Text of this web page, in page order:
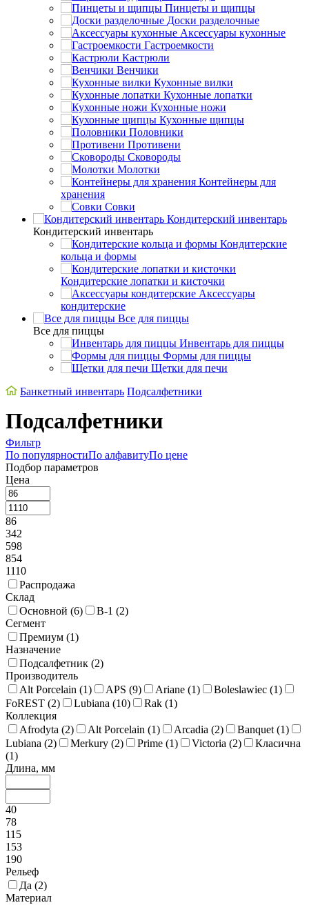
Пинцеты и щипцы
Доски разделочные
Аксессуары кухонные
Гастроемкости
Кастрюли
Венчики
Кухонные вилки
Кухонные лопатки
Кухонные ножи
Кухонные щипцы
Половники
Противени
Сковороды
Молотки
Контейнеры для
хранения
Совки
Кондитерский инвентарь
Кондитерский инвентарь
Кондитерские
кольца и формы
Кондитерские лопатки и кисточки
Аксессуары
кондитерские
Все для пиццы
Все для пиццы
Инвентарь для пиццы
Формы для пиццы
Щетки для печи
Банкетный инвентарь Подсалфетники
Подсалфетники
Фильтр
По популярностиПо алфавитуПо цене
Подбор параметров
Цена
86
342
598
854
1110
Распродажа
Склад
Основной (6) В-1 (2)
Сегмент
Премиум (1)
Назначение
Подсалфетник (2)
Производитель
Alt Porcelain (1) APS (9) Ariane (1) Boleslawiec (1)
FoREST (2) Lubiana (10) Rak (1)
Коллекция
Afrodyta (2) Alt Porcelain (1) Arcadia (2) Banquet (1)
Lubiana (2) Merkury (2) Prime (1) Victoria (2)
Класична
(1)
Длина, мм
40
78
115
153
190
Рельеф
Да (2)
Материал